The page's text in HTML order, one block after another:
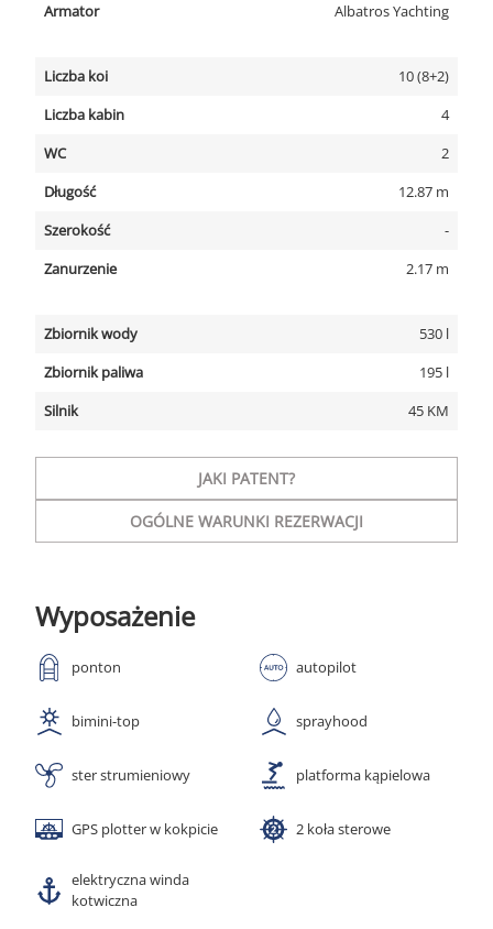
Armator
Albatros Yachting
Liczba koi
10 (8+2)
Liczba kabin
4
WC
2
Długość
12.87 m
Szerokość
-
Zanurzenie
2.17 m
Zbiornik wody
530 l
Zbiornik paliwa
195 l
Silnik
45 KM
JAKI PATENT?
OGÓLNE WARUNKI REZERWACJI
Wyposażenie
ponton autopilot
bimini-top sprayhood
ster strumieniowy platforma kąpielowa
GPS plotter w kokpicie 2 koła sterowe
elektryczna winda
kotwiczna